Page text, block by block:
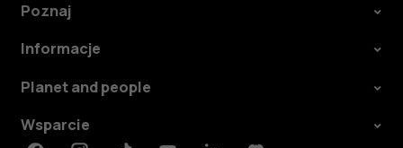
Poznaj
Informacje
Planet and people
Wsparcie